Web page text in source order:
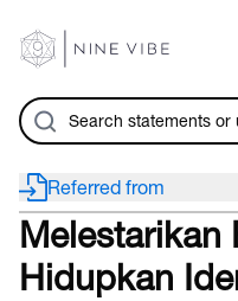
Melestarikan
Hidupkan
Referred from